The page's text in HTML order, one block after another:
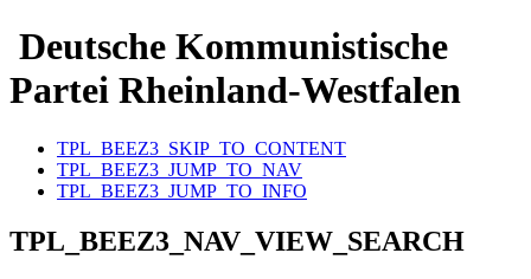
Deutsche Kommunistische
Partei Rheinland-Westfalen
TPL_BEEZ3_SKIP_TO_CONTENT
TPL_BEEZ3_JUMP_TO_NAV
TPL_BEEZ3_JUMP_TO_INFO
TPL_BEEZ3_NAV_VIEW_SEARCH